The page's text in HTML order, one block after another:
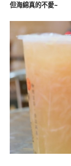
但海綿真的不愛~